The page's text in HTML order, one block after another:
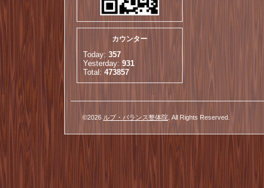
カウンター
Today: 357
Yesterday: 931
Total: 473857
©2026 ルブ・バランス整体院 . All Rights Reserved.